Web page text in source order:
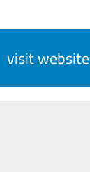
visit website